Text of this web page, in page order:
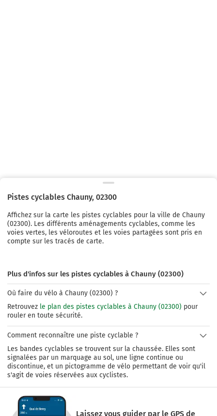
Pistes cyclables Chauny, 02300
Affichez sur la carte les pistes cyclables pour la ville de Chauny
(02300). Les différents aménagements cyclables, comme les
voies vertes, les véloroutes et les voies partagées sont pris en
compte sur les tracés de carte.
Plus d'infos sur les pistes cyclables à Chauny (02300)
Où faire du vélo à Chauny (02300) ?
Retrouvez le plan des pistes cyclables à Chauny (02300) pour
rouler en toute sécurité.
Comment reconnaître une piste cyclable ?
Les bandes cyclables se trouvent sur la chaussée. Elles sont
signalées par un marquage au sol, une ligne continue ou
discontinue, et un pictogramme de vélo permettant de voir qu'il
s'agit de voies réservées aux cyclistes.
Laissez vous guider par le GPS de